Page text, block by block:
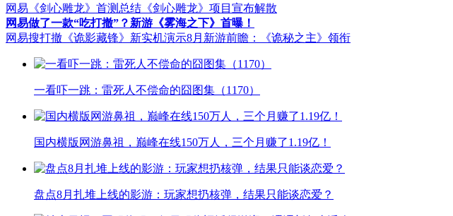
网易《剑心雕龙》首测总结 《剑心雕龙》项目宣布解散
网易做了一款“吃打撤”？新游《雾海之下》首曝！
网易搜打撤《诡影藏锋》新实机演示8月新游前瞻：《诡秘之主》领衔
一看吓一跳：雷死人不偿命的囧图集（1170）
国内横版网游鼻祖，巅峰在线150万人，三个月赚了1.19亿！
盘点8月扎堆上线的影游：玩家想扔核弹，结果只能谈恋爱？